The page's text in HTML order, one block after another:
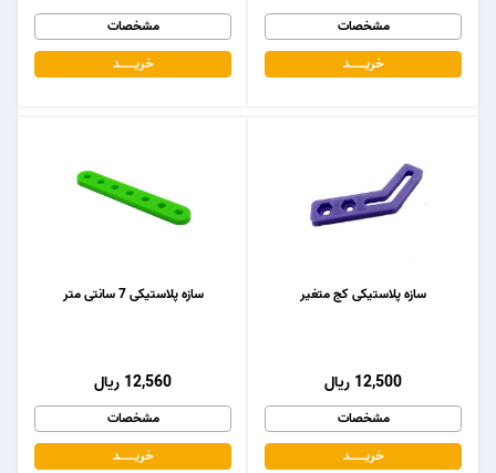
مشخصات
خریـــــــد
مشخصات
خریـــــــد
سازه پلاستیکی 7 سانتی متر
12,560 ریال
مشخصات
خریـــــــد
سازه پلاستیکی کج متغیر
12,500 ریال
مشخصات
خریـــــــد